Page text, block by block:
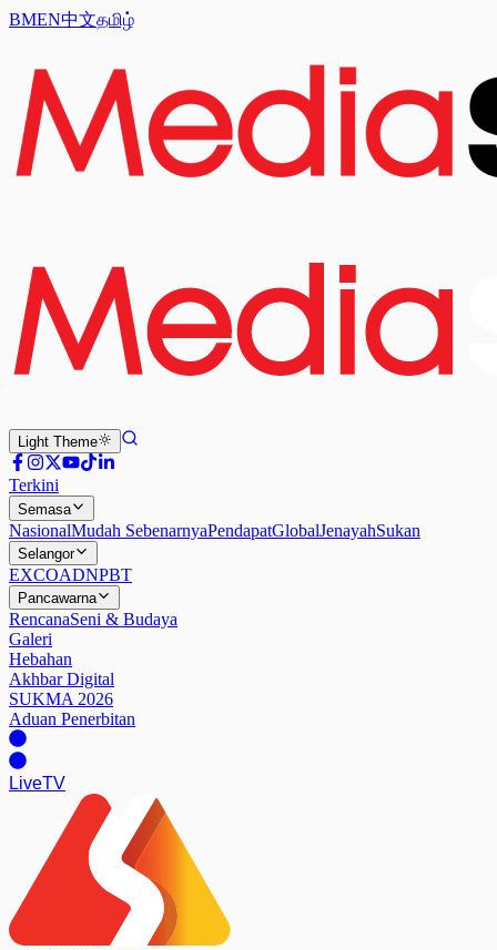
BMEN中文தமிழ்
Light Theme
Terkini
Semasa
NasionalMudah SebenarnyaPendapatGlobalJenayahSukan
Selangor
EXCOADNPBT
Pancawarna
RencanaSeni & Budaya
Galeri
Hebahan
Akhbar Digital
SUKMA 2026
Aduan Penerbitan
LiveTV